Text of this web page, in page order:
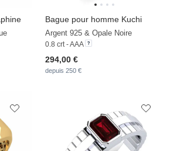
Bague pour homme Kuchi
Argent 925 & Opale Noire
0.8 crt - AAA
294,00 €
depuis 250 €